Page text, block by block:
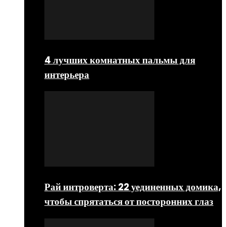
4 лучших комнатных пальмы для
интерьера
Рай интроверта: 22 уединенных домика,
чтобы спрятаться от посторонних глаз